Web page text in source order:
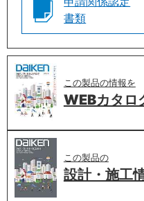
書類
この製品の情報を
WEBカタロ
この製品の
設計・施工